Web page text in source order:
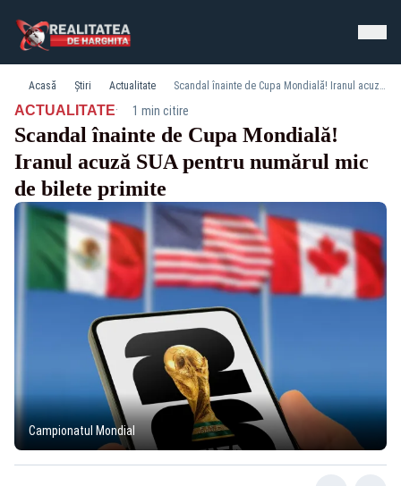
Acasă Știri Actualitate Scandal înainte de Cupa Mondială! Iranul acuză SUA pentru numărul mic de bilete primite
ACTUALITATE· 1 min citire
Scandal înainte de Cupa Mondială!
Iranul acuză SUA pentru numărul mic
de bilete primite
Campionatul Mondial